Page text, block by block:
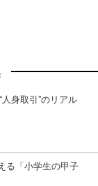
身取引”のリアル
る「小学生の甲子